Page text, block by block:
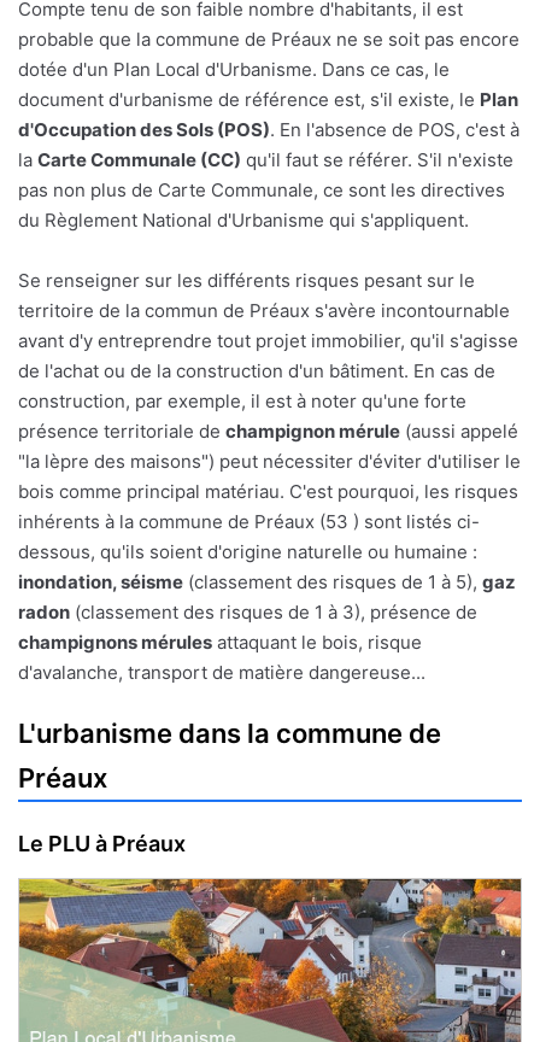
Compte tenu de son faible nombre d'habitants, il est
probable que la commune de Préaux ne se soit pas encore
dotée d'un Plan Local d'Urbanisme. Dans ce cas, le
document d'urbanisme de référence est, s'il existe, le Plan
d'Occupation des Sols (POS). En l'absence de POS, c'est à
la Carte Communale (CC) qu'il faut se référer. S'il n'existe
pas non plus de Carte Communale, ce sont les directives
du Règlement National d'Urbanisme qui s'appliquent.
Se renseigner sur les différents risques pesant sur le
territoire de la commun de Préaux s'avère incontournable
avant d'y entreprendre tout projet immobilier, qu'il s'agisse
de l'achat ou de la construction d'un bâtiment. En cas de
construction, par exemple, il est à noter qu'une forte
présence territoriale de champignon mérule (aussi appelé
"la lèpre des maisons") peut nécessiter d'éviter d'utiliser le
bois comme principal matériau. C'est pourquoi, les risques
inhérents à la commune de Préaux (53 ) sont listés ci-
dessous, qu'ils soient d'origine naturelle ou humaine :
inondation, séisme (classement des risques de 1 à 5), gaz
radon (classement des risques de 1 à 3), présence de
champignons mérules attaquant le bois, risque
d'avalanche, transport de matière dangereuse...
L'urbanisme dans la commune de
Préaux
Le PLU à Préaux